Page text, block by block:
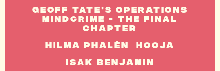
Geoff Tate's Operations
Mindcrime - The Final
Chapter
Hilma Phalén
Hooja
Isak Benjamin